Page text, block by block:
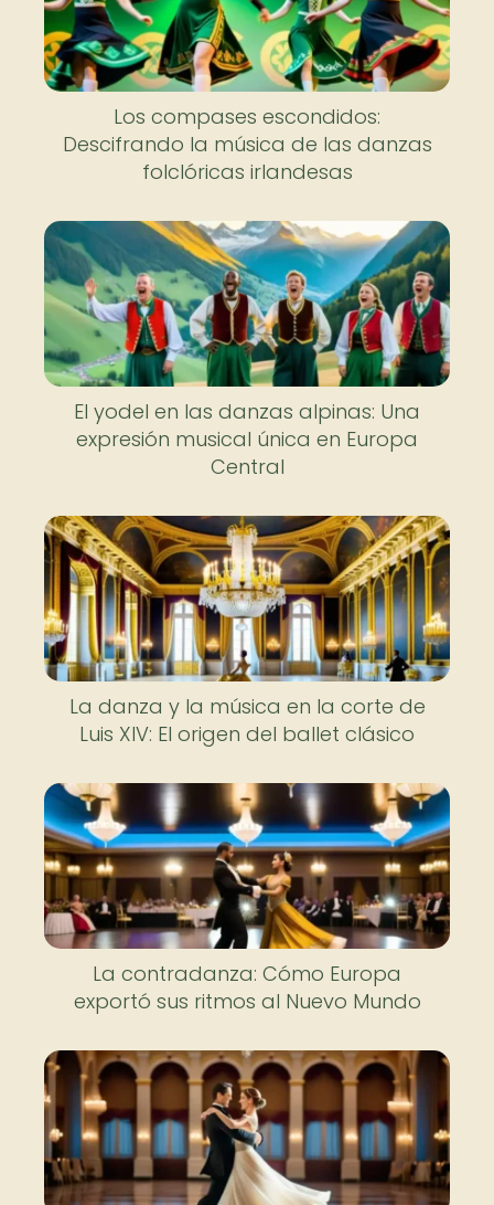
Los compases escondidos:
Descifrando la música de las danzas
folclóricas irlandesas
El yodel en las danzas alpinas: Una
expresión musical única en Europa
Central
La danza y la música en la corte de
Luis XIV: El origen del ballet clásico
La contradanza: Cómo Europa
exportó sus ritmos al Nuevo Mundo